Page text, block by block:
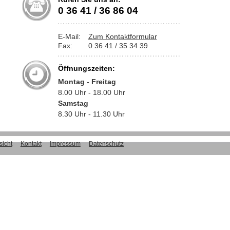
0 36 41 / 36 86 04
E-Mail:
Zum Kontaktformular
Fax:
0 36 41 / 35 34 39
Öffnungszeiten:
Montag - Freitag
8.00 Uhr - 18.00 Uhr
Samstag
8.30 Uhr - 11.30 Uhr
Kontakt Impressum Datenschutz